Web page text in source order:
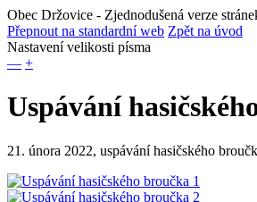
Obec Držovice - Zjednodušená verze
Přepnout na standardní web Zpět na úvod
Nastavení velikosti písma
— +
Uspávání
21. února 2022, uspávání hasičského